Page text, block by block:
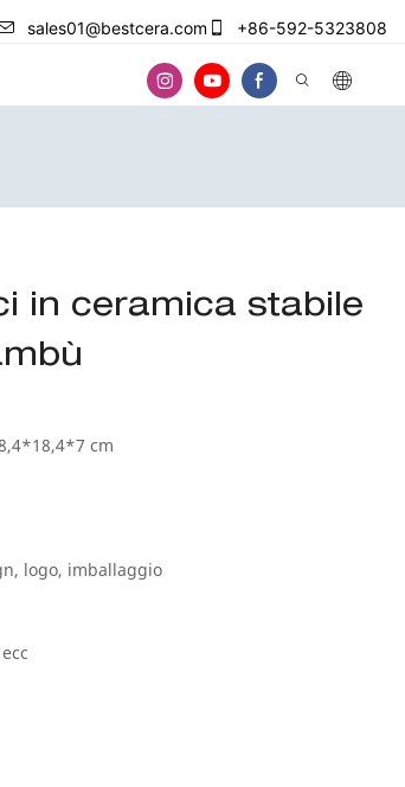
sales01@bestcera.com +86-592-5323808
in ceramica stabile
cm
logo, imballaggio